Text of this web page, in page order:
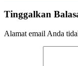
Tinggalkan
Alamat email Anda